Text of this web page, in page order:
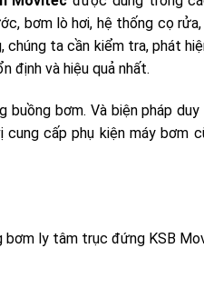
bơm lò hơi, hệ thống cọ
chúng ta cần kiểm tra, phát
định và hiệu quả nhất.
bơm. Và biện pháp
cung cấp phụ kiện máy bơm
bơm ly tâm trục đứng KSB